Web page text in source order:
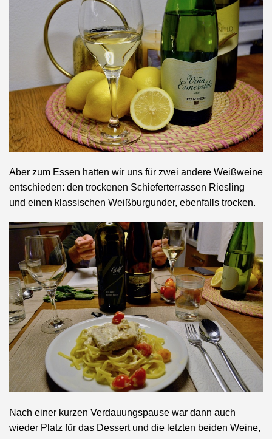
Aber zum Essen hatten wir uns für zwei andere Weißweine
entschieden: den trockenen Schieferterrassen Riesling
und einen klassischen Weißburgunder, ebenfalls trocken.
Nach einer kurzen Verdauungspause war dann auch
wieder Platz für das Dessert und die letzten beiden Weine,